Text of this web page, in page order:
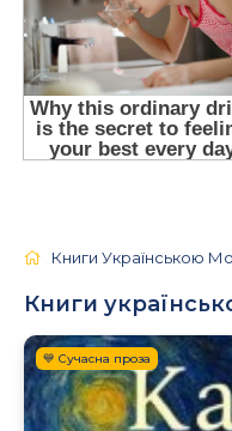
Книги Українською
Книги
💙 Сучасна проза